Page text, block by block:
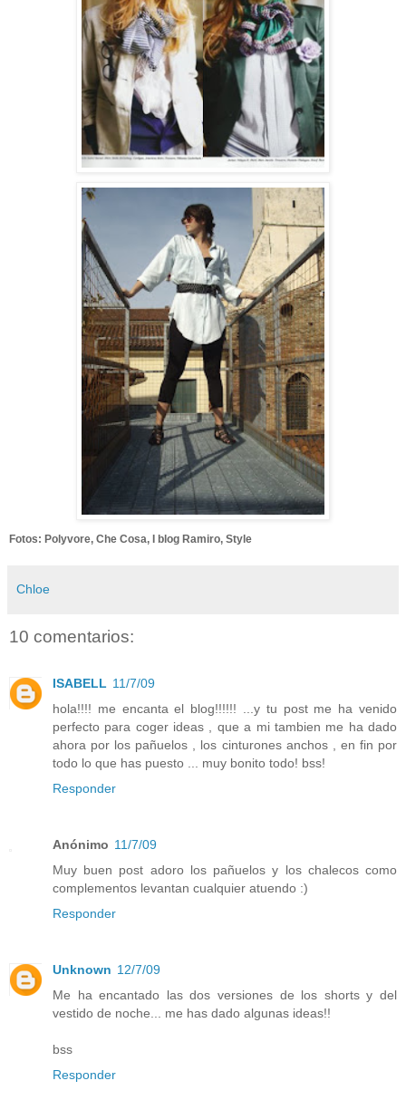
Fotos: Polyvore, Che Cosa, I blog Ramiro, Style
Chloe
10 comentarios:
ISABELL 11/7/09
hola!!!! me encanta el blog!!!!!! ...y tu post me ha venido
perfecto para coger ideas , que a mi tambien me ha dado
ahora por los pañuelos , los cinturones anchos , en fin por
todo lo que has puesto ... muy bonito todo! bss!
Responder
Anónimo 11/7/09
Muy buen post adoro los pañuelos y los chalecos como
complementos levantan cualquier atuendo :)
Responder
Unknown 12/7/09
Me ha encantado las dos versiones de los shorts y del
vestido de noche... me has dado algunas ideas!!
bss
Responder